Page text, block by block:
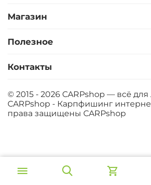
Магазин
Полезное
Контакты
© 2015 - 2026 CARPshop — всё
CARPshop - Карпфишинг
права защищены CARPshop